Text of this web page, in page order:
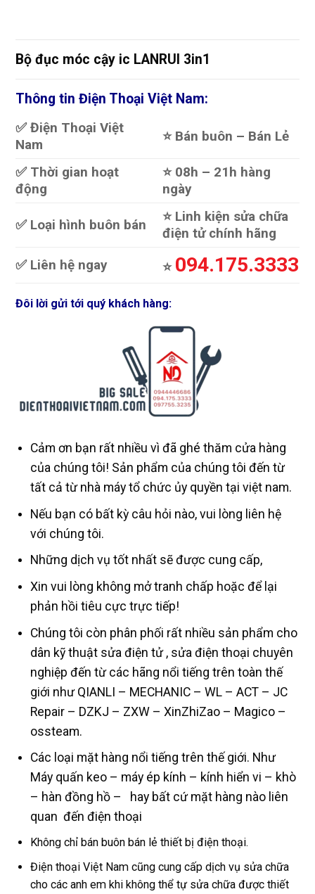
Bộ đục móc cậy ic LANRUI 3in1
Thông tin Điện Thoại Việt Nam:
✅ Điện Thoại Việt
Nam
⭐️ Bán buôn – Bán Lẻ
✅ Thời gian hoạt
động
⭐️ 08h – 21h hàng
ngày
✅ Loại hình buôn bán
⭐️ Linh kiện sửa chữa
điện tử chính hãng
✅ Liên hệ ngay
⭐️ 094.175.3333
Đôi lời gửi tới quý khách hàng:
Cảm ơn bạn rất nhiều vì đã ghé thăm cửa hàng
của chúng tôi! Sản phẩm của chúng tôi đến từ
tất cả từ nhà máy tổ chức ủy quyền tại việt nam.
Nếu bạn có bất kỳ câu hỏi nào, vui lòng liên hệ
với chúng tôi.
Những dịch vụ tốt nhất sẽ được cung cấp,
Xin vui lòng không mở tranh chấp hoặc để lại
phản hồi tiêu cực trực tiếp!
Chúng tôi còn phân phối rất nhiều sản phẩm cho
dân kỹ thuật sửa điện tử , sửa điện thoại chuyên
nghiệp đến từ các hãng nổi tiếng trên toàn thế
giới như QIANLI – MECHANIC – WL – ACT – JC
Repair – DZKJ – ZXW – XinZhiZao – Magico –
ossteam.
Các loại mặt hàng nổi tiếng trên thế giới. Như
Máy quấn keo – máy ép kính – kính hiển vi – khò
– hàn đồng hồ – hay bất cứ mặt hàng nào liên
quan đến điện thoại
Không chỉ bán buôn bán lẻ thiết bị điện thoại.
Điện thoại Việt Nam cũng cung cấp dịch vụ sửa chữa
cho các anh em khi không thể tự sửa chữa được thiết